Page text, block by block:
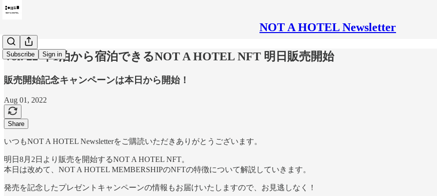
NOT A HOTEL Newsletter
Subscribe Sign in
Vol. 22 年1泊から宿泊できるNOT A HOTEL NFT 明日販売開始
販売開始記念キャンペーンは本日から開始！
Aug 01, 2022
Share
いつもNOT A HOTEL Newsletterをご購読いただきありがとうございます。
明日8月2日より販売を開始するNOT A HOTEL NFT。
本日は改めて、NOT A HOTEL MEMBERSHIPのNFTの特徴について解説していきます。
発売を記念したプレゼントキャンペーンの情報もお届けいたしますので、お見逃しなく！